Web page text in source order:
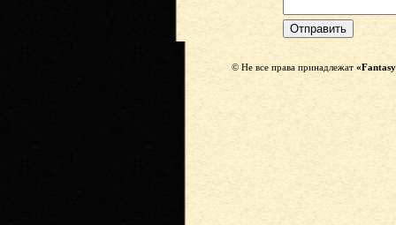
© Не все права принадлежат